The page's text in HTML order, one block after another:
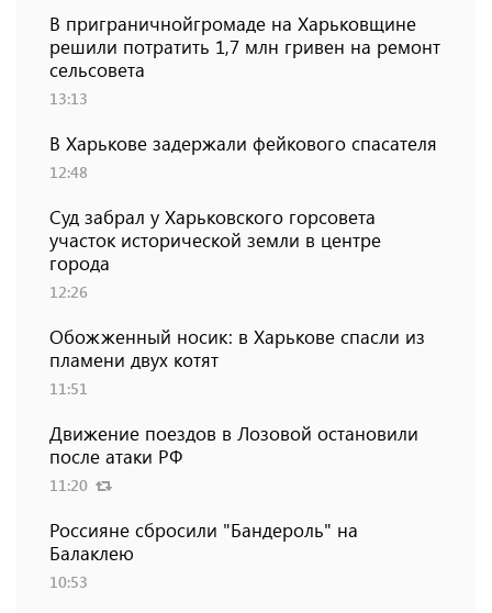
В приграничнойгромаде на Харьковщине
решили потратить 1,7 млн ​​гривен на ремонт
сельсовета
13:13
В Харькове задержали фейкового спасателя
12:48
Суд забрал у Харьковского горсовета
участок исторической земли в центре
города
12:26
Обожженный носик: в Харькове спасли из
пламени двух котят
11:51
Движение поездов в Лозовой остановили
после атаки РФ
11:20
Россияне сбросили "Бандероль" на
Балаклею
10:53